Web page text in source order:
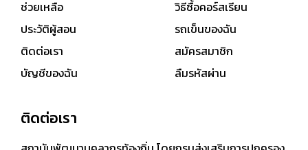
ช่วยเหลือ
ประวัติผู้สอน
ติดต่อเรา
บัญชีของฉัน
วิธีซื้อคอร์สเรียน
รถเข็นของฉัน
สมัครสมาชิก
ลืมรหัสผ่าน
ติดต่อเรา